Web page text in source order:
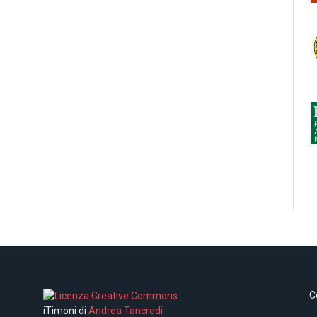
iTimoni di Andrea Tancredi